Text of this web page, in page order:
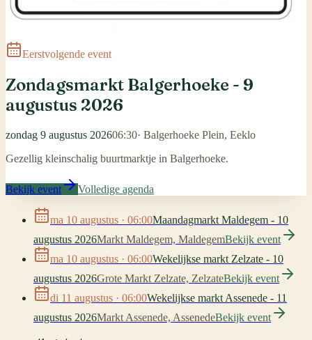
Eerstvolgende event
Zondagsmarkt Balgerhoeke - 9
augustus 2026
zondag 9 augustus 202606:30· Balgerhoeke Plein, Eeklo
Gezellig kleinschalig buurtmarktje in Balgerhoeke.
Bekijk event Volledige agenda
ma 10 augustus · 06:00Maandagmarkt Maldegem - 10
augustus 2026Markt Maldegem, MaldegemBekijk event
ma 10 augustus · 06:00Wekelijkse markt Zelzate - 10
augustus 2026Grote Markt Zelzate, ZelzateBekijk event
di 11 augustus · 06:00Wekelijkse markt Assenede - 11
augustus 2026Markt Assenede, AssenedeBekijk event